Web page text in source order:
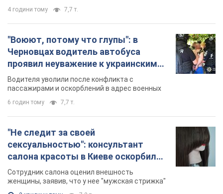
4 години тому 7,7 т.
"Воюют, потому что глупы": в
Черновцах водитель автобуса
проявил неуважение к украинским
военным и поплатился за это.
Видео
Водителя уволили после конфликта с
пассажирами и оскорблений в адрес военных
6 годин тому 7,7 т.
"Не следит за своей
сексуальностью": консультант
салона красоты в Киеве оскорбил
женщину после химиотерапии,
разгорелся скандал. Фото
Сотрудник салона оценил внешность
женщины, заявив, что у нее "мужская стрижка"